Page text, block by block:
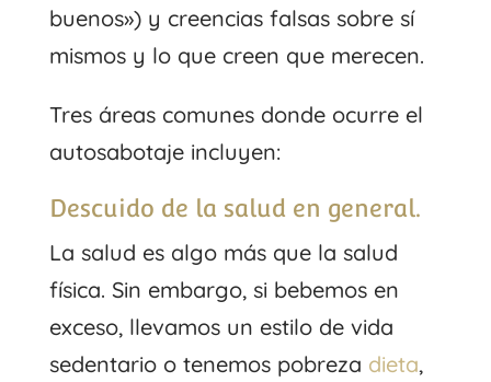
buenos») y creencias falsas sobre sí
mismos y lo que creen que merecen.
Tres áreas comunes donde ocurre el
autosabotaje incluyen:
Descuido de la salud en general.
La salud es algo más que la salud
física. Sin embargo, si bebemos en
exceso, llevamos un estilo de vida
sedentario o tenemos pobreza dieta,